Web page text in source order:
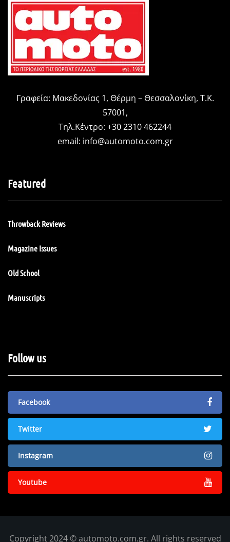
Γραφεία: Μακεδονίας 1, Θέρμη – Θεσσαλονίκη, Τ.Κ.
57001,
Τηλ.Κέντρο: +30 2310 462244
email: info@automoto.com.gr
Featured
Throwback Reviews
Magazine Issues
Old School
Manuscripts
Follow us
Facebook
Twitter
Instagram
Youtube
Copyright 2024 © automoto.com.gr. All rights reserved